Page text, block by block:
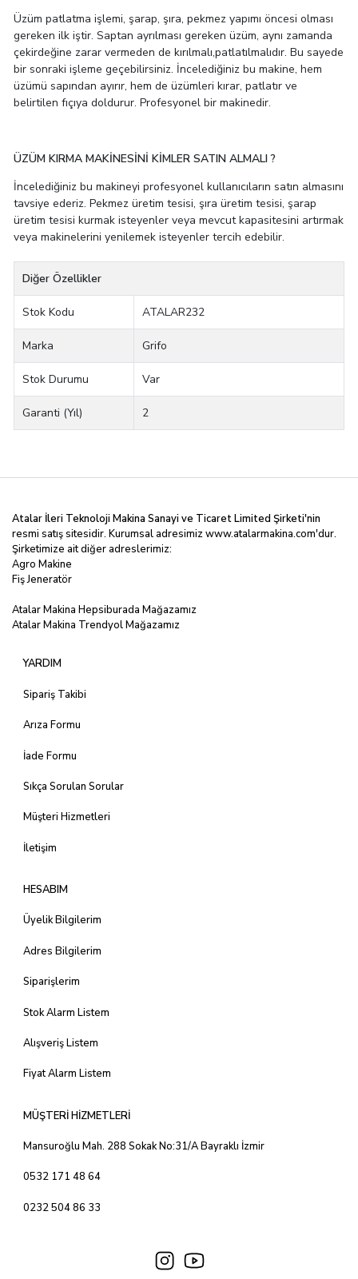
Üzüm patlatma işlemi, şarap, şıra, pekmez yapımı öncesi olması
gereken ilk iştir. Saptan ayrılması gereken üzüm, aynı zamanda
çekirdeğine zarar vermeden de kırılmalı,patlatılmalıdır. Bu sayede
bir sonraki işleme geçebilirsiniz. İncelediğiniz bu makine, hem
üzümü sapından ayırır, hem de üzümleri kırar, patlatır ve
belirtilen fıçıya doldurur. Profesyonel bir makinedir.
ÜZÜM KIRMA MAKİNESİNİ KİMLER SATIN ALMALI ?
İncelediğiniz bu makineyi profesyonel kullanıcıların satın almasını
tavsiye ederiz. Pekmez üretim tesisi, şıra üretim tesisi, şarap
üretim tesisi kurmak isteyenler veya mevcut kapasitesini artırmak
veya makinelerini yenilemek isteyenler tercih edebilir.
Diğer Özellikler
Stok Kodu ATALAR232
Marka Grifo
Stok Durumu Var
Garanti (Yıl) 2
Atalar İleri Teknoloji Makina Sanayi ve Ticaret Limited Şirketi'nin
resmi satış sitesidir. Kurumsal adresimizwww.atalarmakina.com'dur.
Şirketimize ait diğer adreslerimiz:
Agro Makine
Fiş Jeneratör
Atalar Makina Hepsiburada Mağazamız
Atalar Makina Trendyol Mağazamız
YARDIM
Sipariş Takibi
Arıza Formu
İade Formu
Sıkça Sorulan Sorular
Müşteri Hizmetleri
İletişim
HESABIM
Üyelik Bilgilerim
Adres Bilgilerim
Siparişlerim
Stok Alarm Listem
Alışveriş Listem
Fiyat Alarm Listem
MÜŞTERİ HİZMETLERİ
Mansuroğlu Mah. 288 Sokak No:31/A Bayraklı İzmir
0532 171 48 64
0232 504 86 33